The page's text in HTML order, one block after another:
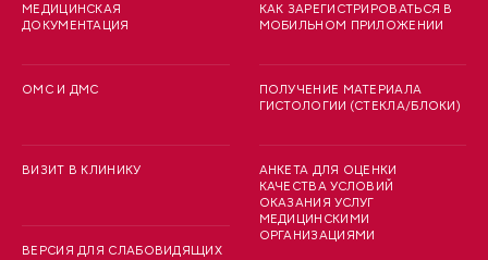
МЕДИЦИНСКАЯ
ДОКУМЕНТАЦИЯ
ОМС И ДМС
ВИЗИТ В КЛИНИКУ
ВЕРСИЯ ДЛЯ СЛАБОВИДЯЩИХ
КАК ЗАРЕГИСТРИРОВАТЬСЯ В
МОБИЛЬНОМ ПРИЛОЖЕНИИ
ПОЛУЧЕНИЕ МАТЕРИАЛА
ГИСТОЛОГИИ (СТЕКЛА/БЛОКИ)
АНКЕТА ДЛЯ ОЦЕНКИ
КАЧЕСТВА УСЛОВИЙ
ОКАЗАНИЯ УСЛУГ
МЕДИЦИНСКИМИ
ОРГАНИЗАЦИЯМИ